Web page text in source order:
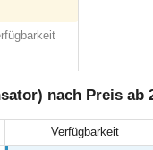
nach Preis ab
Verfügbarkeit